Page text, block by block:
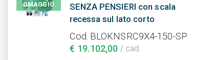
OMAGGIO
SENZA PENSIERI con scala
recessa sul lato corto
Cod. BLOKNSRC9X4-150-SP
€ 19.102,00 / cad.